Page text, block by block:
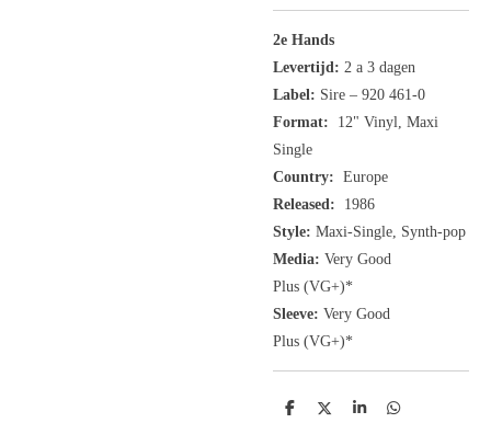
2e Hands
Levertijd: 2 a 3 dagen
Label: Sire ‎– 920 461-0
Format: 12" Vinyl, Maxi
Single
Country: Europe
Released: 1986
Style: Maxi-Single, Synth-pop
Media: Very Good
Plus (VG+)*
Sleeve: Very Good
Plus (VG+)*
D
D
S
D